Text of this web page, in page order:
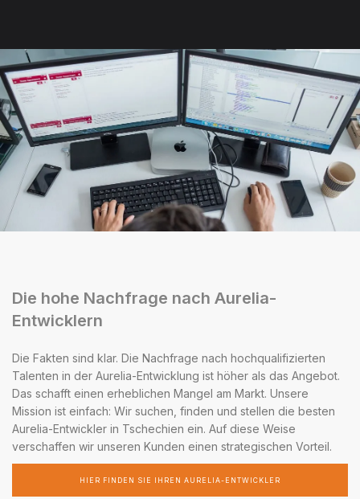
Die hohe Nachfrage nach Aurelia-
Entwicklern
Die Fakten sind klar. Die Nachfrage nach hochqualifizierten
Talenten in der Aurelia-Entwicklung ist höher als das Angebot.
Das schafft einen erheblichen Mangel am Markt. Unsere
Mission ist einfach: Wir suchen, finden und stellen die besten
Aurelia-Entwickler in Tschechien ein. Auf diese Weise
verschaffen wir unseren Kunden einen strategischen Vorteil.
HIER FINDEN SIE IHREN AURELIA-ENTWICKLER